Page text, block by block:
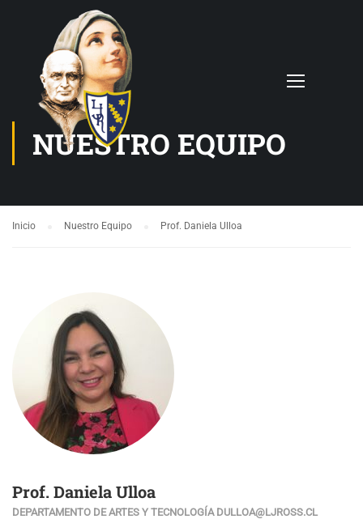
NUESTRO EQUIPO
Inicio Nuestro Equipo Prof. Daniela Ulloa
Prof. Daniela Ulloa
DEPARTAMENTO DE ARTES Y TECNOLOGÍA DULLOA@LJROSS.CL